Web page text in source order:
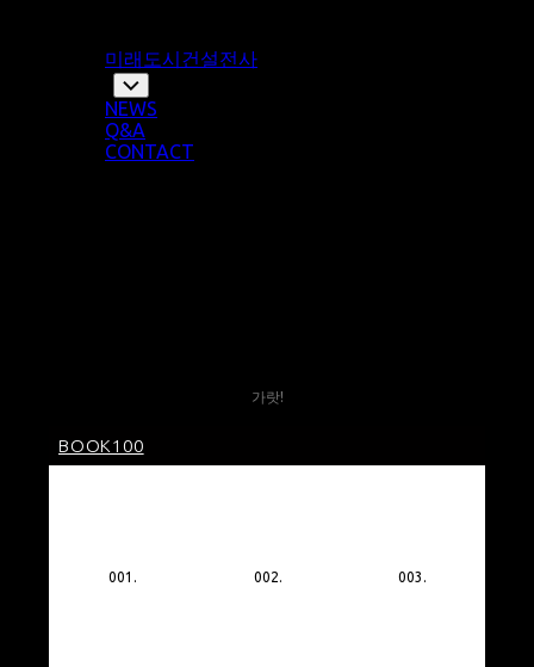
미래도시건설전사
Toggle
Child
Menu
NEWS
Q&A
CONTACT
가랏!
BOOK100
001. 002. 003.